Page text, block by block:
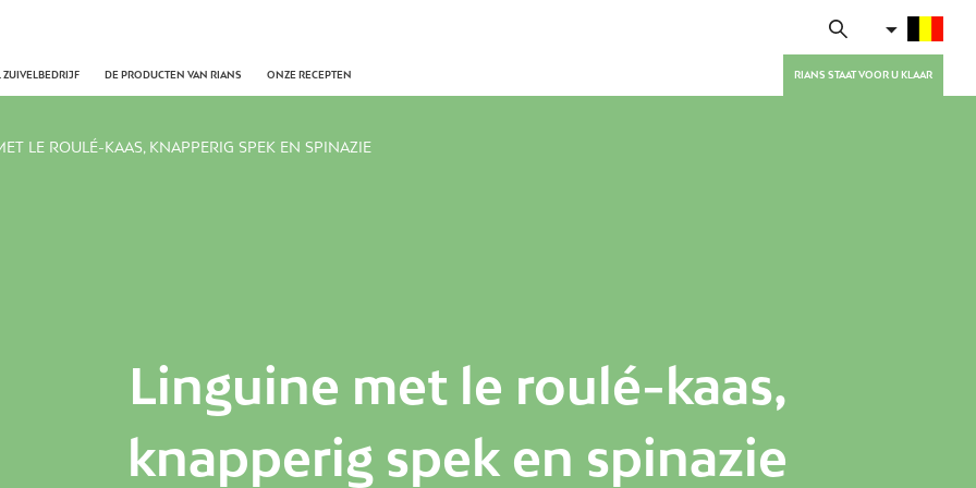
DE PRODUCTEN VAN RIANS ONZE RECEPTEN RIANS STAAT VOOR U KLAAR
LE ROULÉ-KAAS, KNAPPERIG SPEK EN SPINAZIE
Linguine met le roulé-kaas,
knapperig spek en spinazie